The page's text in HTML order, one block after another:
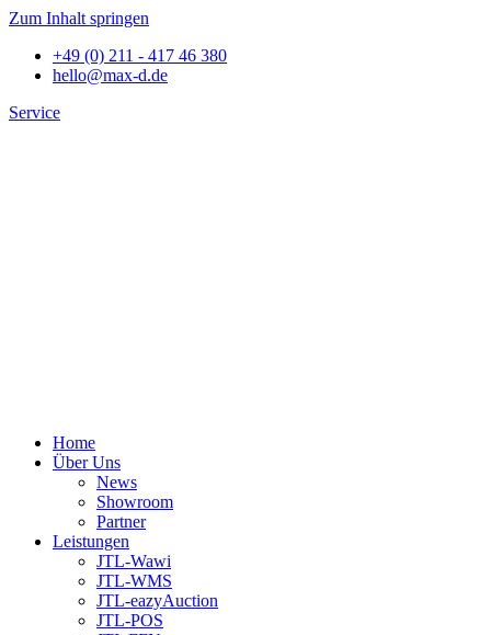
Zum Inhalt springen
+49 (0) 211 - 417 46 380
hello@max-d.de
Service
Home
Über Uns
News
Showroom
Partner
Leistungen
JTL-Wawi
JTL-WMS
JTL-eazyAuction
JTL-POS